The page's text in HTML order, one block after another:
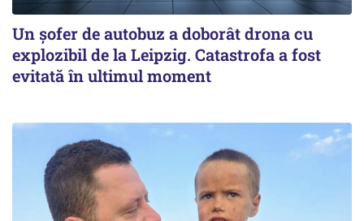
Un șofer de autobuz a doborât drona cu
explozibil de la Leipzig. Catastrofa a fost
evitată în ultimul moment